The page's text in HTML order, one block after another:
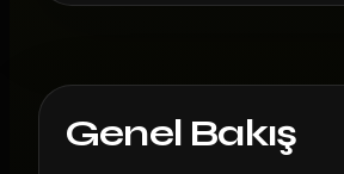
Genel Bakış